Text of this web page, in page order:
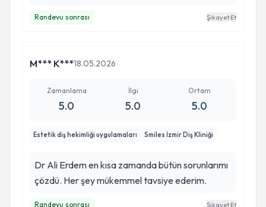
Randevu sonrası Şikayet Et
M*** K***18.05.2026
Zamanlama
5.0
İlgi
5.0
Ortam
5.0
Estetik diş hekimliği uygulamaları Smiles İzmir Diş Kliniği
Dr Ali Erdem en kısa zamanda bütün sorunlarımı
çözdü. Her şey mükemmel tavsiye ederim.
Randevu sonrası Şikayet Et